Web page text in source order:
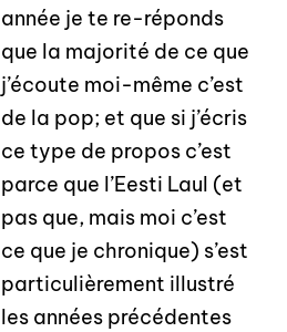
année je te re-réponds
que la majorité de ce que
j’écoute moi-même c’est
de la pop; et que si j’écris
ce type de propos c’est
parce que l’Eesti Laul (et
pas que, mais moi c’est
ce que je chronique) s’est
particulièrement illustré
les années précédentes